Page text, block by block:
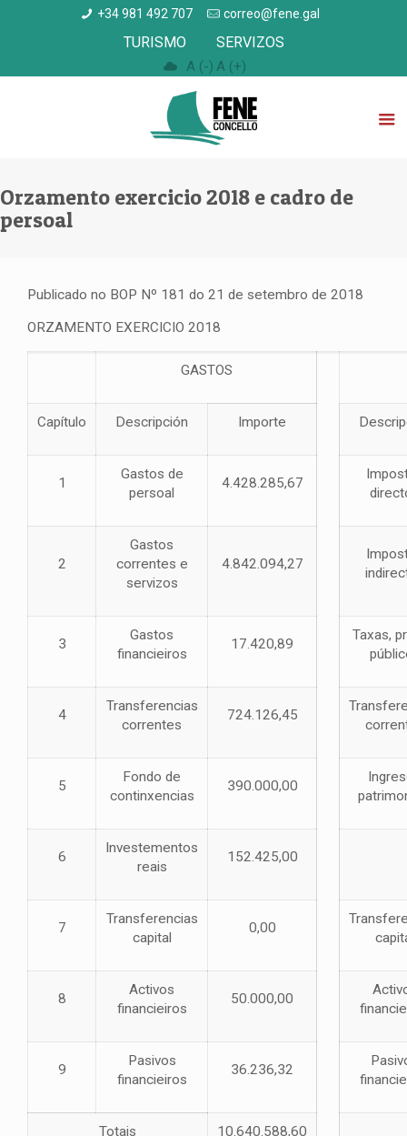
+34 981 492 707 correo@fene.gal
TURISMO SERVIZOS
A (-) A (+)
Orzamento exercicio 2018 e cadro de
persoal
Publicado no BOP Nº 181 do 21 de setembro de 2018
ORZAMENTO EXERCICIO 2018
GASTOS
Capítulo Descripción Importe
1
Gastos de
persoal
4.428.285,67
2
Gastos
correntes e
servizos
4.842.094,27
3
Gastos
financieiros
17.420,89
Taxas,
4
Transferencias
correntes
724.126,45
5
Fondo de
continxencias
390.000,00
6
Investementos
reais
152.425,00
7
Transferencias
capital
0,00
8
Activos
financieiros
50.000,00
9
Pasivos
financieiros
36.236,32
Totais 10.640.588,60